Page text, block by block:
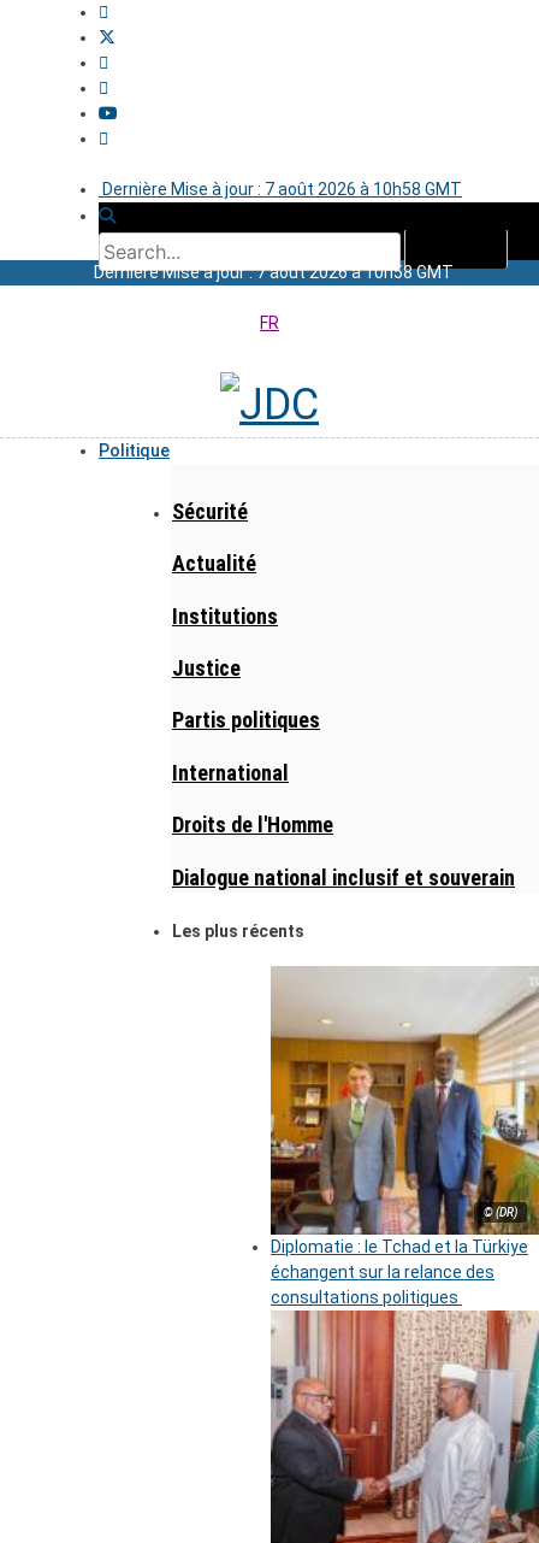
Dernière Mise à jour : 7 août 2026 à 10h58 GMT
Dernière Mise à jour : 7 août 2026 à 10h58 GMT
FR
Politique
Sécurité
Actualité
Institutions
Justice
Partis politiques
International
Droits de l'Homme
Dialogue national inclusif et souverain
Les plus récents
© (DR)
Diplomatie : le Tchad et la Türkiye
échangent sur la relance des
consultations politiques